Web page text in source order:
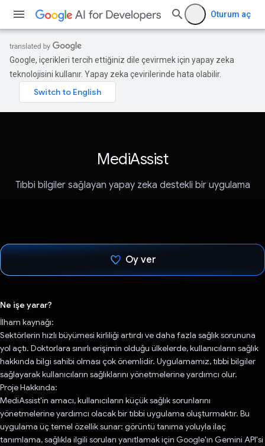
Oturum aç
Google, içerikleri tercih ettiğiniz dile çevirmek için yapay zeka
teknolojisini kullanır. Yapay zeka çevirilerinde hata olabilir.
MediAssist
Tıbbi bilgiler sağlayan yapay zeka destekli bir uygulama
Oy ver
Ne işe yarar?
İlham kaynağı:
Sektörlerin hızlı büyümesi kirliliği artırdı ve daha fazla sağlık sorununa
yol açtı. Doktorlara sınırlı erişimin olduğu ülkelerde, kullanıcıların sağlık
hakkında bilgi sahibi olması çok önemlidir. Uygulamamız, tıbbi bilgiler
sağlayarak kullanıcıların sağlıklarını yönetmelerine yardımcı olur.
Proje Hakkında:
MediAssist'in amacı, kullanıcıların küçük sağlık sorunlarını
yönetmelerine yardımcı olacak bir tıbbi uygulama oluşturmaktır. Bu
uygulama üç temel özellik sunar: görüntü tanıma yoluyla ilaç
tanımlama, sağlıkla ilgili soruları yanıtlamak için Google'ın Gemini API'si